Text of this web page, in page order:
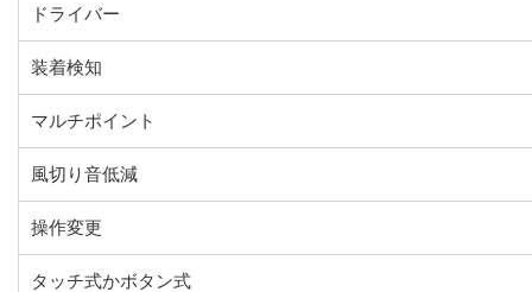
ドライバー
装着検知
マルチポイント
風切り音低減
操作変更
タッチ式かボタン式